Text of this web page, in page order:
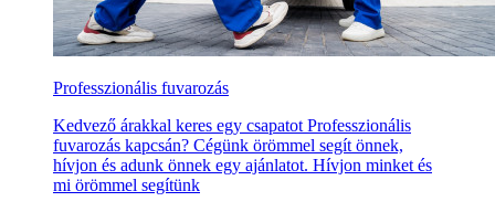
Professzionális fuvarozás
Kedvező árakkal keres egy csapatot Professzionális
fuvarozás kapcsán? Cégünk örömmel segít önnek,
hívjon és adunk önnek egy ajánlatot. Hívjon minket és
mi örömmel segítünk